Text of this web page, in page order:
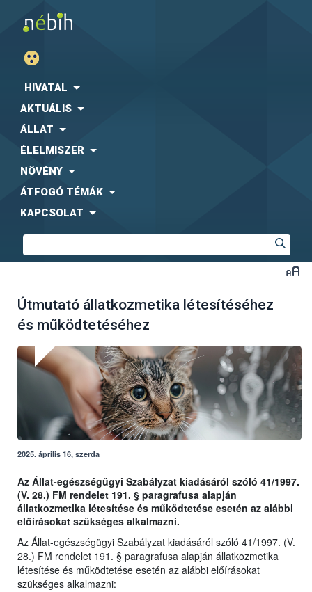
HIVATAL
AKTUÁLIS
ÁLLAT
ÉLELMISZER
NÖVÉNY
ÁTFOGÓ TÉMÁK
KAPCSOLAT
Útmutató állatkozmetika létesítéséhez
és működtetéséhez
2025. április 16, szerda
Az Állat-egészségügyi Szabályzat kiadásáról szóló 41/1997.
(V. 28.) FM rendelet 191. § paragrafusa alapján
állatkozmetika létesítése és működtetése esetén az alábbi
előírásokat szükséges alkalmazni.
Az Állat-egészségügyi Szabályzat kiadásáról szóló 41/1997. (V.
28.) FM rendelet 191. § paragrafusa alapján állatkozmetika
létesítése és működtetése esetén az alábbi előírásokat
szükséges alkalmazni: